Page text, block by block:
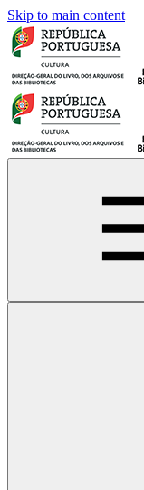
Skip to main content